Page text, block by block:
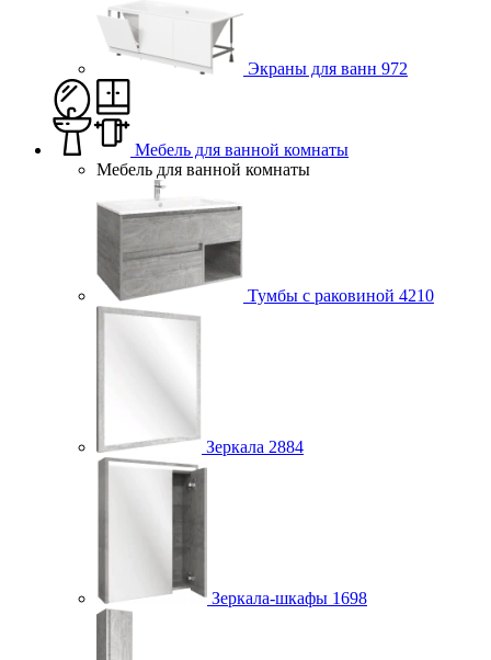
Экраны для ванн 972
Мебель для ванной комнаты
Мебель для ванной комнаты
Тумбы с раковиной 4210
Зеркала 2884
Зеркала-шкафы 1698